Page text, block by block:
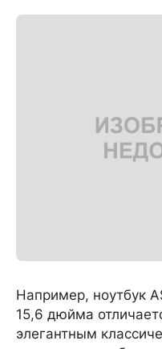
Например, ноутбук
15,6 дюйма
элегантным